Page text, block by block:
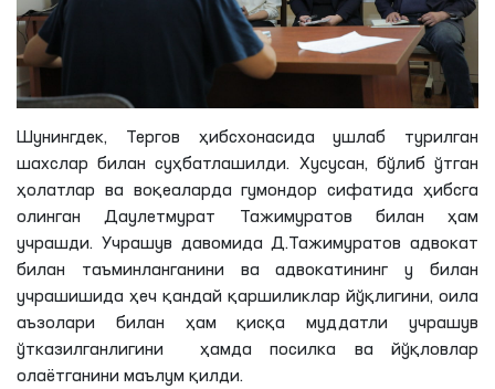
Шунингдек, Тергов ҳибсхонасида ушлаб турилган
шахслар билан суҳбатлашилди. Хусусан, бўлиб ўтган
ҳолатлар ва воқеаларда гумондор сифатида ҳибсга
олинган Даулетмурат Тажимуратов билан ҳам
учрашди. Учрашув давомида Д.Тажимуратов адвокат
билан таъминланганини ва адвокатининг у билан
учрашишида ҳеч қандай қаршиликлар йўқлигини, оила
аъзолари билан ҳам қисқа муддатли учрашув
ўтказилганлигини ҳамда посилка ва йўқловлар
олаётганини маълум қилди.